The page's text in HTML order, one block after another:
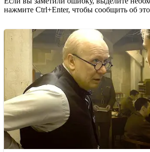
нажмите Ctrl+Enter, чтобы сообщить об